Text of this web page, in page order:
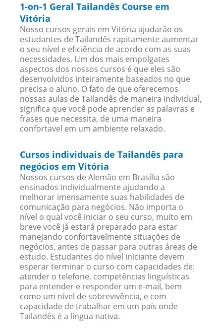
1-on-1 Geral Tailandês Course em
Vitória
Nosso cursos gerais em Vitória ajudarão os
estudantes de Tailandês rapitamente aumentar
o seu nível e eficiência de acordo com as suas
necessidades. Um dos mais empolgates
aspectos dos nossos cursos é que eles são
desenvolvidos inteiramente baseados no que
precisa o aluno. O fato de que oferecemos
nossas aulas de Tailandês de maneira individual,
significa que você pode aprender as palavras e
frases que necessita, de uma maneira
confortavel em um ambiente relaxado.
Cursos individuais de Tailandês para
negócios em Vitória
Nossos cursos de Alemão em Brasília são
ensinados individualmente ajudando a
melhorar imensamente suas habilidades de
comunicação para negócios. Não importa o
nível o qual você iniciar o seu curso, muito em
breve você já estará preparado para estar
manejando confortavelmente situações de
negócios, antes de passar para outras áreas de
estudo. Estudantes do nível iniciante devem
esperar terminar o curso com capacidades de:
atender o telefone, competências linguísticas
para entender e responder um e-mail, bem
como um nível de sobrevivência, e com
capacidade de trabalhar em um país onde
Tailandês é a língua nativa.